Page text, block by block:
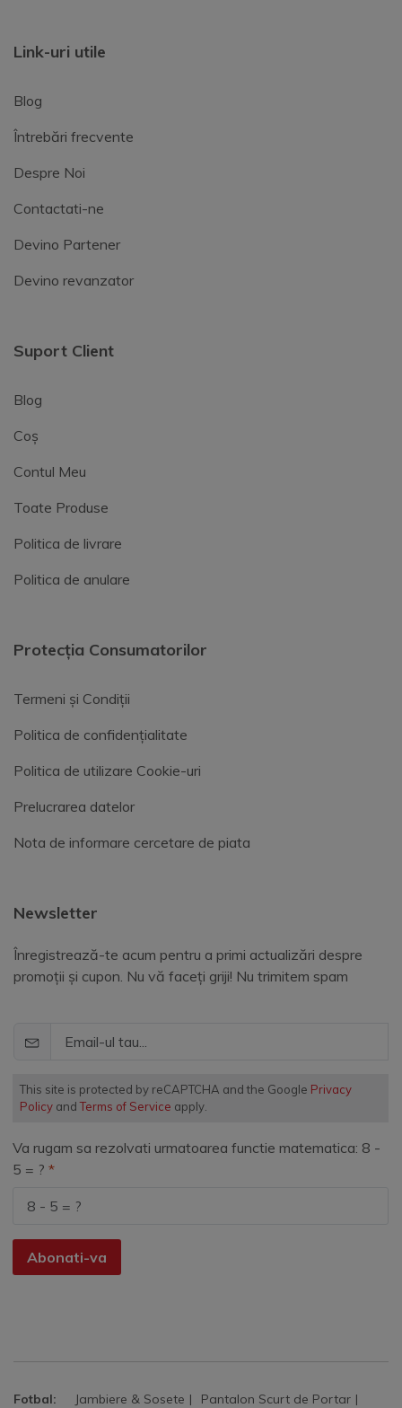
Link-uri utile
Blog
Întrebări frecvente
Despre Noi
Contactati-ne
Devino Partener
Devino revanzator
Suport Client
Blog
Coș
Contul Meu
Toate Produse
Politica de livrare
Politica de anulare
Protecția Consumatorilor
Termeni și Condiții
Politica de confidențialitate
Politica de utilizare Cookie-uri
Prelucrarea datelor
Nota de informare cercetare de piata
Newsletter
Înregistrează-te acum pentru a primi actualizări despre
promoții și cupon. Nu vă faceți griji! Nu trimitem spam
This site is protected by reCAPTCHA and the Google Privacy
Policy andTerms of Service apply.
Va rugam sa rezolvati urmatoarea functie matematica: 8 -
5 = ?
Abonati-va
Fotbal: Jambiere & Sosete
Pantalon Scurt de Portar